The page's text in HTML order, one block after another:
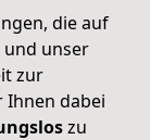
die auf
unser
zur
Ihnen dabei
zu